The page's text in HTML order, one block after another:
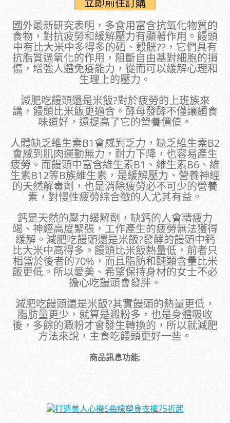
國外最新研究表明，多食用富含抗氧化物質的
食物，對抗疲勞和緩解壓力有顯著作用。饅頭
中有比大米中多得多的硒、穀胱??，它們具有
抗脂質過氧化的作用，阻斷自由基對細胞的損
傷，增強人體免疫能力，從而可以緩解心理和
生理上的壓力。
減肥吃饅頭還是米飯?對於疲勞的上班族來
講，饅頭比米飯更適合。酵母發酵不僅讓麵食
味道好，還提高了它的營養價值。
人體缺乏維生素B1會感到乏力，缺乏維生素B2
會感到肌肉運動無力，耐力下降，也容易產生
疲勞。而饅頭中富含維生素B1、維生素B6、維
生素B12等B族維生素，是緩解壓力、營養神經
的天然解毒劑，也是消除疲勞必不可少的營養
素，對慢性疲勞綜合徵的人尤其有益。
鈣是天然的壓力緩解劑，缺鈣的人會精疲力
竭、神經高度緊張，工作產生的疲勞無法獲得
緩解。減肥吃饅頭還是米飯?發酵的饅頭中鈣
比大米中高得多。饅頭比米飯熱量低，前者只
相當於後者的70%，而且脂肪和醣類含量比米
飯更低。所以愛美、希望保持身材的女士不必
擔心吃饅頭會發胖。
減肥吃饅頭還是米飯?其實饅頭的熱量更低，
脂肪量更少，就算是澱粉多，也是身體吸收
後，多餘的澱粉才會發生轉換的，所以就減肥
方法來說，主食吃饅頭更好一些。
商品訊息功能: